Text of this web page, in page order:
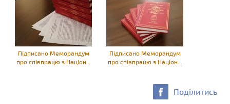
Підписано Меморандум
про співпрацю з Націон...
Підписано Меморандум
про співпрацю з Націон...
Поділитись